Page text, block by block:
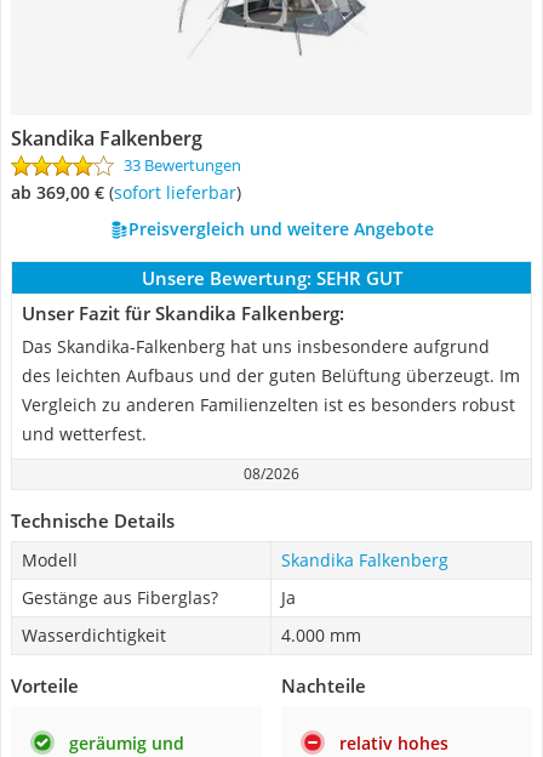
Skandika Falkenberg
33 Bewertungen
ab 369,00 € ( Sofort lieferbar)
Preisvergleich und weitere Angebote
Unsere Bewertung: SEHR GUT
Unser Fazit für Skandika Falkenberg:
Das Skandika-Falkenberg hat uns insbesondere aufgrund
des leichten Aufbaus und der guten Belüftung überzeugt. Im
Vergleich zu anderen Familienzelten ist es besonders robust
und wetterfest.
08/2026
Technische Details
Modell
Skandika Falkenberg
Gestänge aus Fiberglas?
Ja
Wasserdichtigkeit
4.000 mm
Vorteile
geräumig und
Nachteile
relativ hohes